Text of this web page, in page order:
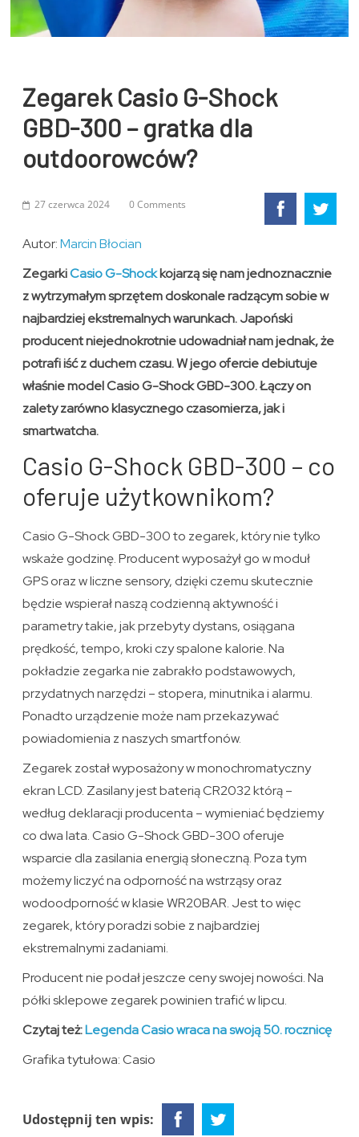
Zegarek Casio G-Shock
GBD-300 – gratka dla
outdoorowców?
27 czerwca 2024 0 Comments
Autor:Marcin Błocian
ZegarkiCasio G-Shockkojarzą się nam jednoznacznie
z wytrzymałym sprzętem doskonale radzącym sobie w
najbardziej ekstremalnych warunkach. Japoński
producent niejednokrotnie udowadniał nam jednak, że
potrafi iść z duchem czasu. W jego ofercie debiutuje
właśnie model Casio G-Shock GBD-300. Łączy on
zalety zarówno klasycznego czasomierza, jak i
smartwatcha.
Casio G-Shock GBD-300 – co
oferuje użytkownikom?
Casio G-Shock GBD-300 to zegarek, który nie tylko
wskaże godzinę. Producent wyposażył go w moduł
GPS oraz w liczne sensory, dzięki czemu skutecznie
będzie wspierał naszą codzienną aktywność i
parametry takie, jak przebyty dystans, osiągana
prędkość, tempo, kroki czy spalone kalorie. Na
pokładzie zegarka nie zabrakło podstawowych,
przydatnych narzędzi – stopera, minutnika i alarmu.
Ponadto urządzenie może nam przekazywać
powiadomienia z naszych smartfonów.
Zegarek został wyposażony w monochromatyczny
ekran LCD. Zasilany jest baterią CR2032 którą –
według deklaracji producenta – wymieniać będziemy
co dwa lata. Casio G-Shock GBD-300 oferuje
wsparcie dla zasilania energią słoneczną. Poza tym
możemy liczyć na odporność na wstrząsy oraz
wodoodporność w klasie WR20BAR. Jest to więc
zegarek, który poradzi sobie z najbardziej
ekstremalnymi zadaniami.
Producent nie podał jeszcze ceny swojej nowości. Na
półki sklepowe zegarek powinien trafić w lipcu.
Czytaj też:Legenda Casio wraca na swoją 50. rocznicę
Grafika tytułowa: Casio
Udostępnij ten wpis: